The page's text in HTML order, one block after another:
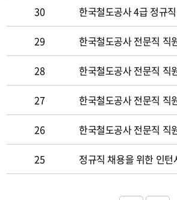
30 한국철도공사 4급 정규
29 한국철도공사 전문직 직
28 한국철도공사 전문직 직
27 한국철도공사 전문직 직
26 한국철도공사 전문직 직
25 정규직 채용을 위한 인턴